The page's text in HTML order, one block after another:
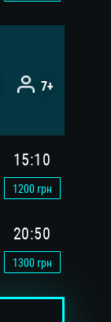
7+
15:10
1200грн
20:50
1300грн